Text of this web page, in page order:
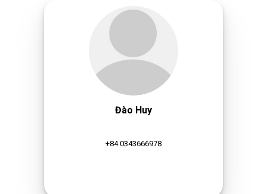
Đào Huy
+84 0343666978